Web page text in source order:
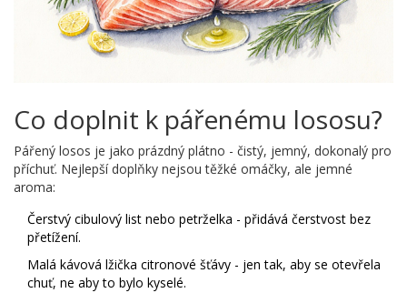
Co doplnit k pářenému lososu?
Pářený losos je jako prázdný plátno - čistý, jemný, dokonalý pro
příchuť. Nejlepší doplňky nejsou těžké omáčky, ale jemné
aroma:
Čerstvý cibulový list nebo petrželka - přidává čerstvost bez
přetížení.
Malá kávová lžička citronové šťávy - jen tak, aby se otevřela
chuť, ne aby to bylo kyselé.